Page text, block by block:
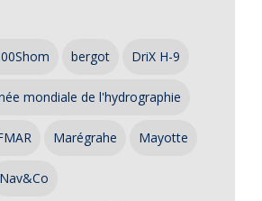
bergot DriX H-9
mondiale de l'hydrographie
Marégrahe Mayotte
Nav&Co